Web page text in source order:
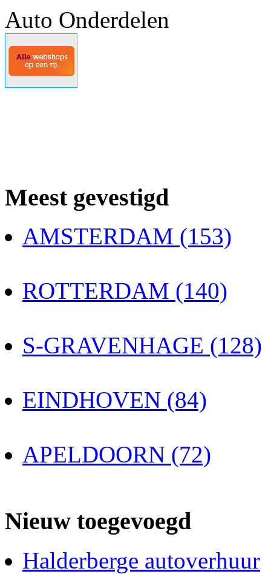
Auto Onderdelen
Meest gevestigd
AMSTERDAM (153)
ROTTERDAM (140)
S-GRAVENHAGE (128)
EINDHOVEN (84)
APELDOORN (72)
Nieuw toegevoegd
Halderberge autoverhuur